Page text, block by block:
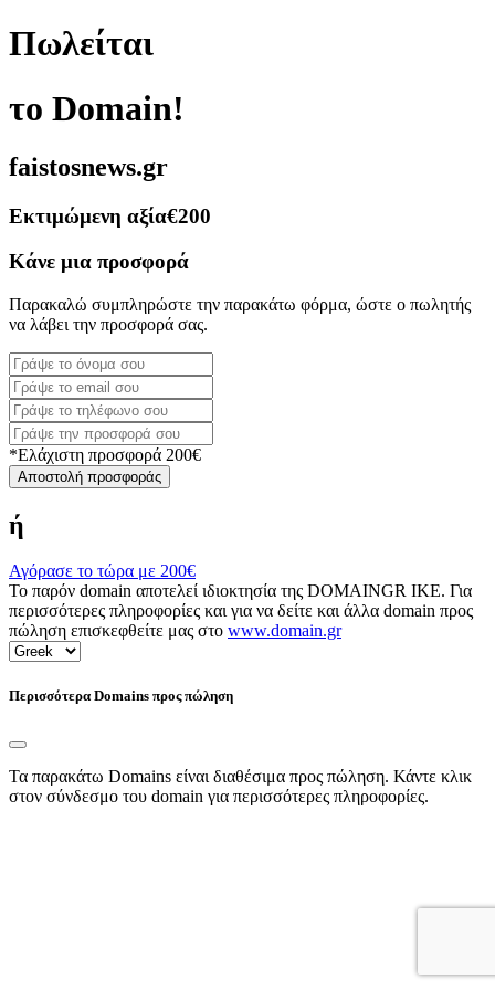
Πωλείται
το Domain!
faistosnews.gr
Εκτιμώμενη αξία€200
Κάνε μια προσφορά
Παρακαλώ συμπληρώστε την παρακάτω φόρμα, ώστε ο πωλητής
να λάβει την προσφορά σας.
*Ελάχιστη προσφορά 200€
Αποστολή προσφοράς
ή
Αγόρασε το τώρα με 200€
Το παρόν domain αποτελεί ιδιοκτησία της DOMAINGR ΙΚΕ. Για
περισσότερες πληροφορίες και για να δείτε και άλλα domain προς
πώληση επισκεφθείτε μας στο www.domain.gr
Περισσότερα Domains προς πώληση
Τα παρακάτω Domains είναι διαθέσιμα προς πώληση. Κάντε κλικ
στον σύνδεσμο του domain για περισσότερες πληροφορίες.